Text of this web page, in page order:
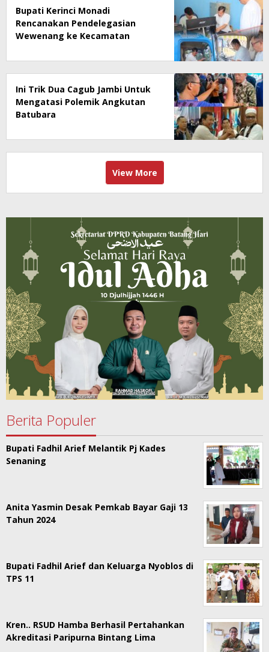
Bupati Kerinci Monadi
Rencanakan Pendelegasian
Wewenang ke Kecamatan
Ini Trik Dua Cagub Jambi Untuk
Mengatasi Polemik Angkutan
Batubara
View More
Berita Populer
Bupati Fadhil Arief Melantik Pj Kades
Senaning
Anita Yasmin Desak Pemkab Bayar Gaji 13
Tahun 2024
Bupati Fadhil Arief dan Keluarga Nyoblos di
TPS 11
Kren.. RSUD Hamba Berhasil Pertahankan
Akreditasi Paripurna Bintang Lima